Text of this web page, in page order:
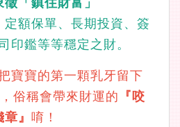
額保單、長期投資、簽
印鑑等等穩定之財。
寶寶的第一顆乳牙留下
俗稱會帶來財運的 『咬
章』 唷！